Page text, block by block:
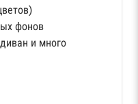
фонов
и много